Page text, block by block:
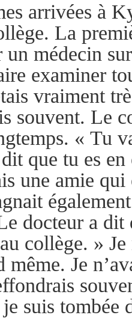
arrivées à
La
un médecin
examiner
vraiment
souvent. Le
« Tu
que tu es
une amie
docteur a dit
collège. »
même. Je
suis tombée